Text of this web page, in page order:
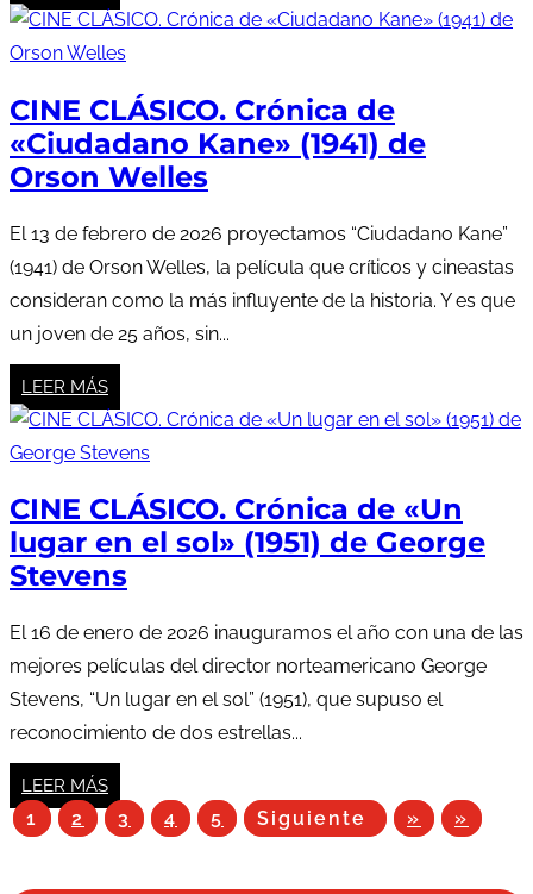
CINE CLÁSICO. Crónica de
«Ciudadano Kane» (1941) de
Orson Welles
El 13 de febrero de 2026 proyectamos “Ciudadano Kane”
(1941) de Orson Welles, la película que críticos y cineastas
consideran como la más influyente de la historia. Y es que
un joven de 25 años, sin...
LEER MÁS
CINE CLÁSICO. Crónica de «Un
lugar en el sol» (1951) de George
Stevens
El 16 de enero de 2026 inauguramos el año con una de las
mejores películas del director norteamericano George
Stevens, “Un lugar en el sol” (1951), que supuso el
reconocimiento de dos estrellas...
LEER MÁS
1 2 3 4 5 Siguiente » »